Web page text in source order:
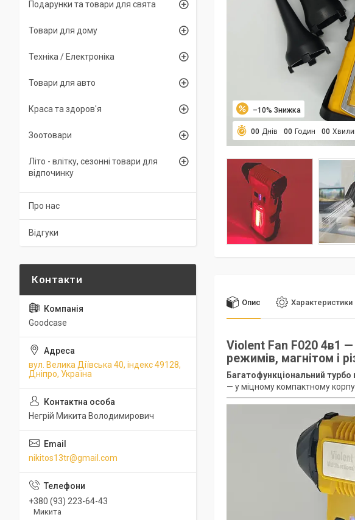
–10%
00 Днів 00 Годин 00
Опис Характеристики
Violent Fan F020 4в1
режимів, магнітом і
Багатофункціональний турбо
— у міцному компактному
Подарунки та товари для свята
Товари для дому
Техніка / Електроніка
Товари для авто
Краса та здоров'я
Зоотовари
Літо - влітку, сезонні товари для
відпочинку
Про нас
Відгуки
Goodcase
вул. Велика Діївська 40, індекс 49128,
Дніпро, Україна
Негрій Микита Володимирович
nikitos13tr@gmail.com
+380 (93) 223-64-43
Микита